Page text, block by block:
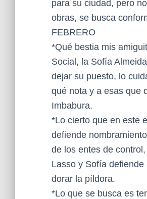
para su ciudad, pero
obras, se busca
FEBRERO
*Qué bestia mis
Social, la Sofía
dejar su puesto, lo
qué nota y a esas que
Imbabura.
*Lo cierto que en este
defiende
de los entes de
Lasso y Sofía
dorar la píldora.
*Lo que se busca es